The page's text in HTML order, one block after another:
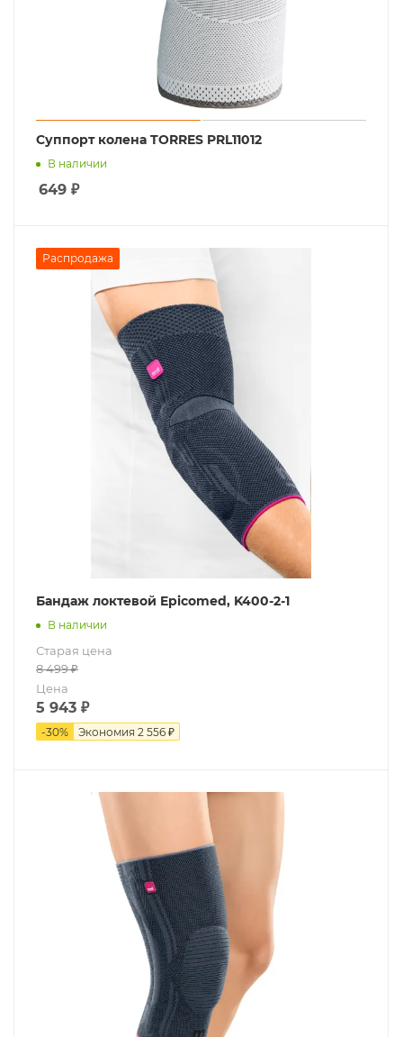
Суппорт колена TORRES PRL11012
В наличии
649 ₽
Распродажа
Бандаж локтевой Epicomed, K400-2-1
В наличии
Старая цена
8 499₽
Цена
5 943 ₽
-30% Экономия 2 556 ₽